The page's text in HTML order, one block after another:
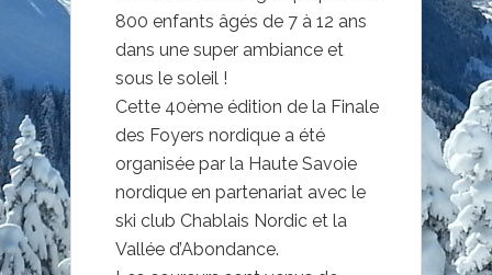
800 enfants âgés de 7 à 12 ans
dans une super ambiance et
sous le soleil !
Cette 40ème édition de la Finale
des Foyers nordique a été
organisée par la Haute Savoie
nordique en partenariat avec le
ski club Chablais Nordic et la
Vallée d’Abondance.